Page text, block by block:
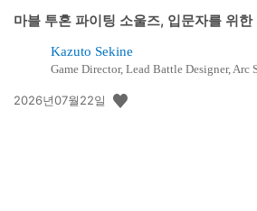
마블 투혼 파이팅 소울즈, 입문자를 위한
Kazuto Sekine
Game Director, Lead Battle Designer, Arc
공
2026년07월22일